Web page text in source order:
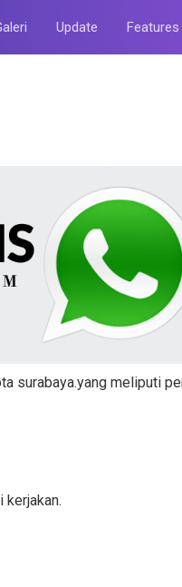
Update Features
surabaya.yang meliputi
kerjakan.